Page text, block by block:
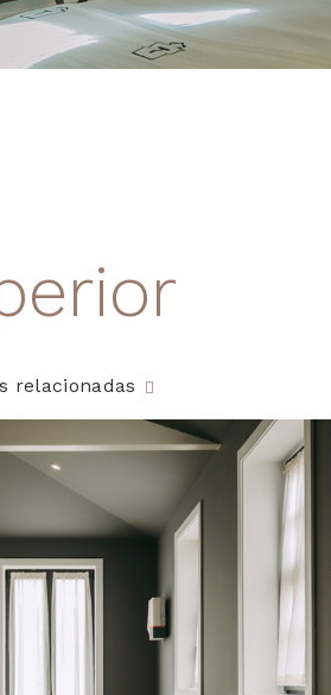
relacionadas